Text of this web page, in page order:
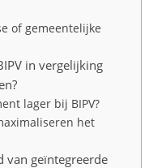
of gemeentelijke
in vergelijking
lager bij BIPV?
het
van geïntegreerde